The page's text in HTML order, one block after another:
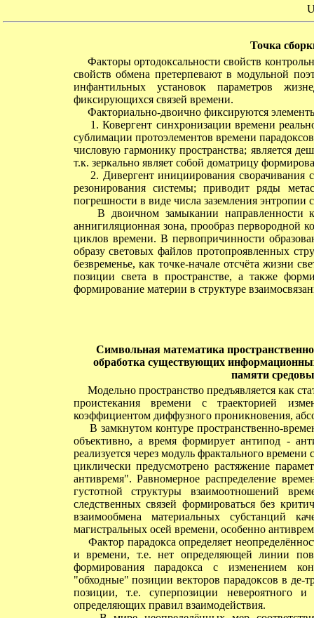
Точка
Факторы ортодоксальности свойств
свойств обмена претерпевают в модульной
инфантильных установок параметров
фиксирующихся связей времени.
Факториально-двоично фиксируются
1. Ковергент синхронизации времени
сублимации протоэлементов времени
числовую гармонику пространства; является
т.к. зеркально являет собой доматрицу
2. Дивергент инициирования сворачивания
резонирования системы; приводит ряды
погрешности в виде числа заземления энтропии
В двоичном замыкании направленности
аннигиляционная зона, прообраз первородной
циклов времени. В первопричинности
образу световых файлов протопроявленных
безвременье, как точке-начале отсчёта жизни
позиции света в пространстве, а также
формирование материи в структуре
Символьная математика
обработка существующих
памяти
Модельно пространство предъявляется как
проистекания времени с траекторией
коэффициентом диффузного проникновения,
В замкнутом контуре пространственно-
объективно, а время формирует антипод -
реализуется через модуль фрактального
циклически предусмотрено растяжение
антивремя". Равномерное распределение
густотной структуры взаимоотношений
следственных связей формироваться без
взаимообмена материальных субстанций
магистральных осей времени, особенно
Фактор парадокса определяет
и времени, т.е. нет определяющей линии
формирования парадокса с изменением
"обходные" позиции векторов парадоксов в де-
позиции, т.е. суперпозиции невероятного
определяющих правил взаимодействия.